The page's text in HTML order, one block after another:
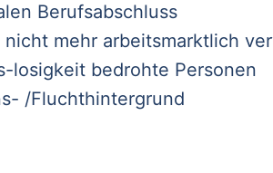
Berufsabschluss
mehr arbeitsmarktlich
losigkeit bedrohte Personen
/Fluchthintergrund